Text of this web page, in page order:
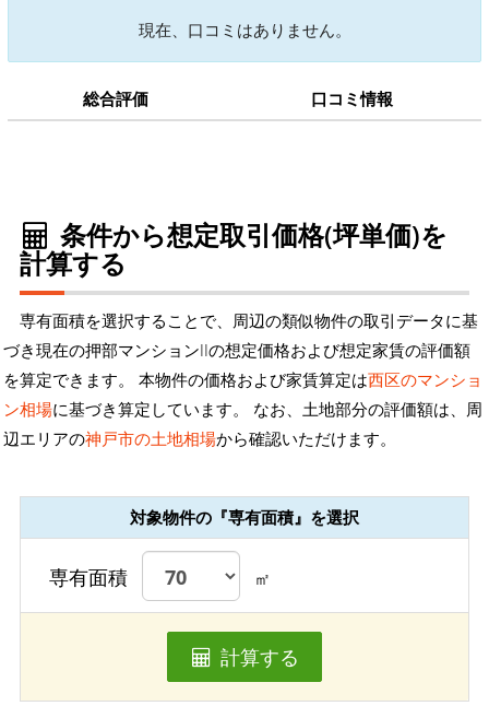
現在、口コミはありません。
総合評価 口コミ情報
条件から想定取引価格(坪単価)を
計算する
専有面積を選択することで、周辺の類似物件の取引データに基
づき現在の押部マンションIIの想定価格および想定家賃の評価額
を算定できます。 本物件の価格および家賃算定は西区のマンショ
ン相場に基づき算定しています。 なお、土地部分の評価額は、周
辺エリアの神戸市の土地相場から確認いただけます。
対象物件の『専有面積』を選択
専有面積 ㎡
計算する